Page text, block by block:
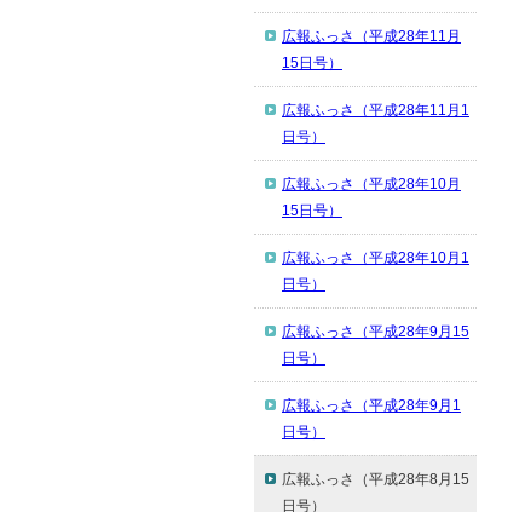
広報ふっさ（平成28年11月
15日号）
広報ふっさ（平成28年11月1
日号）
広報ふっさ（平成28年10月
15日号）
広報ふっさ（平成28年10月1
日号）
広報ふっさ（平成28年9月15
日号）
広報ふっさ（平成28年9月1
日号）
広報ふっさ（平成28年8月15
日号）